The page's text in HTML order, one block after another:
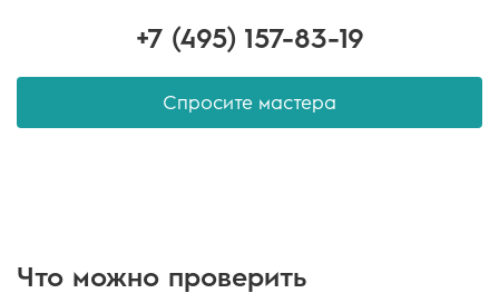
+7 (495) 157-83-19
Спросите мастера
Что можно проверить